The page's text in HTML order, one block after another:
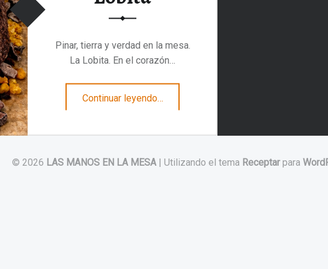
Pinar, tierra y verdad en la mesa.
La Lobita. En el corazón…
Continuar leyendo“Pinar, tierra y verdad en la mesa. La Lobita”
…
© 2026 LAS MANOS EN LA MESA | Utilizando el tema Receptarpara